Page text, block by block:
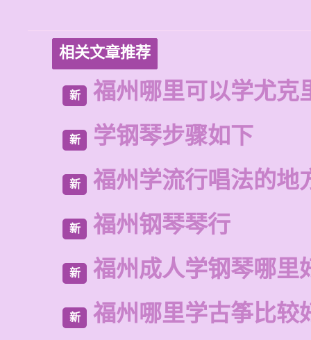
相关文章推荐
新 福州哪里可以学尤克
新 学钢琴步骤如下
新 福州学流行唱法的地
新 福州钢琴琴行
新 福州成人学钢琴哪里
新 福州哪里学古筝比较